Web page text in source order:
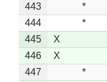
443
*
444
*
445
X
446
X
447
*